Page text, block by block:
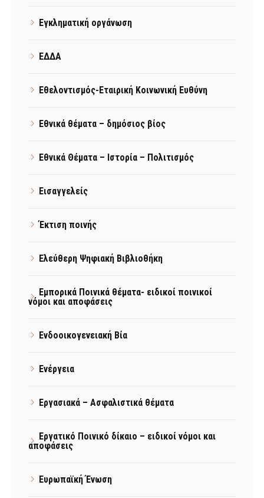
Εγκληματική οργάνωση
ΕΔΔΑ
Εθελοντισμός-Εταιρική Κοινωνική Ευθύνη
Εθνικά θέματα – δημόσιος βίος
Εθνικά Θέματα – Ιστορία – Πολιτισμός
Εισαγγελείς
Έκτιση ποινής
Ελεύθερη Ψηφιακή Βιβλιοθήκη
Εμπορικά Ποινικά θέματα- ειδικοί ποινικοί
νόμοι και αποφάσεις
Ενδοοικογενειακή Βία
Ενέργεια
Εργασιακά – Ασφαλιστικά θέματα
Εργατικό Ποινικό δίκαιο – ειδικοί νόμοι και
αποφάσεις
Ευρωπαϊκή Ένωση